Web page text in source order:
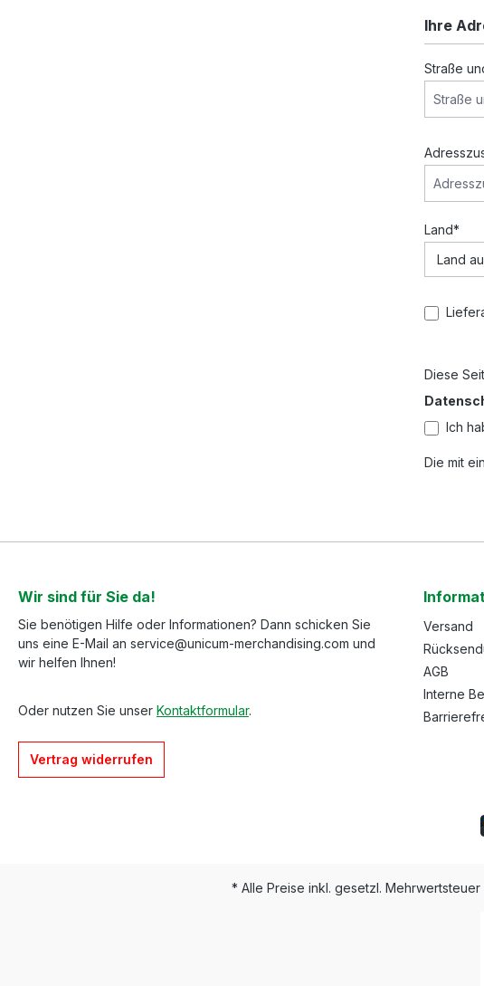
Ihre
Straße
Land*
Diese
Ich
Die mit
Wir sind für Sie da!
Sie benötigen Hilfe oder Informationen? Dann schicken Sie
uns eine E-Mail an service@unicum-merchandising.com und
wir helfen Ihnen!
Oder nutzen Sie unser Kontaktformular.
Vertrag widerrufen
Versand
AGB
Interne
* Alle Preise inkl. gesetzl. Mehrwertsteuer